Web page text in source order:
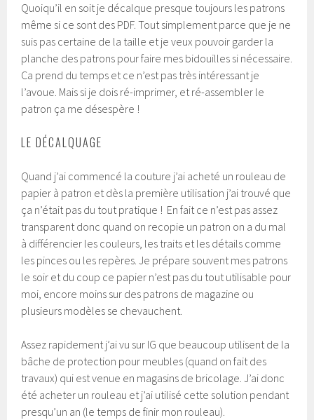
Quoiqu’il en soit je décalque presque toujours les patrons
même si ce sont des PDF. Tout simplement parce que je ne
suis pas certaine de la taille et je veux pouvoir garder la
planche des patrons pour faire mes bidouilles si nécessaire.
Ca prend du temps et ce n’est pas très intéressant je
l’avoue. Mais si je dois ré-imprimer, et ré-assembler le
patron ça me désespère !
LE DÉCALQUAGE
Quand j’ai commencé la couture j’ai acheté un rouleau de
papier à patron et dès la première utilisation j’ai trouvé que
ça n’était pas du tout pratique ! En fait ce n’est pas assez
transparent donc quand on recopie un patron on a du mal
à différencier les couleurs, les traits et les détails comme
les pinces ou les repères. Je prépare souvent mes patrons
le soir et du coup ce papier n’est pas du tout utilisable pour
moi, encore moins sur des patrons de magazine ou
plusieurs modèles se chevauchent.
Assez rapidement j’ai vu sur IG que beaucoup utilisent de la
bâche de protection pour meubles (quand on fait des
travaux) qui est venue en magasins de bricolage. J’ai donc
été acheter un rouleau et j’ai utilisé cette solution pendant
presqu’un an (le temps de finir mon rouleau).